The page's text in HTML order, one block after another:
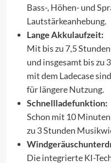
Bass-, Höhen- und
Lautstärkeanhebung.
Lange Akkulaufzeit:
Mit bis zu 7,5
und insgesamt bis zu
mit dem Ladecase
für längere Nutzung.
Schnellladefunktion:
Schon mit 10
zu 3 Stunden
Die integrierte KI-